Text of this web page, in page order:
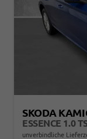
SKODA
ESSENCE 1.0
unverbindliche